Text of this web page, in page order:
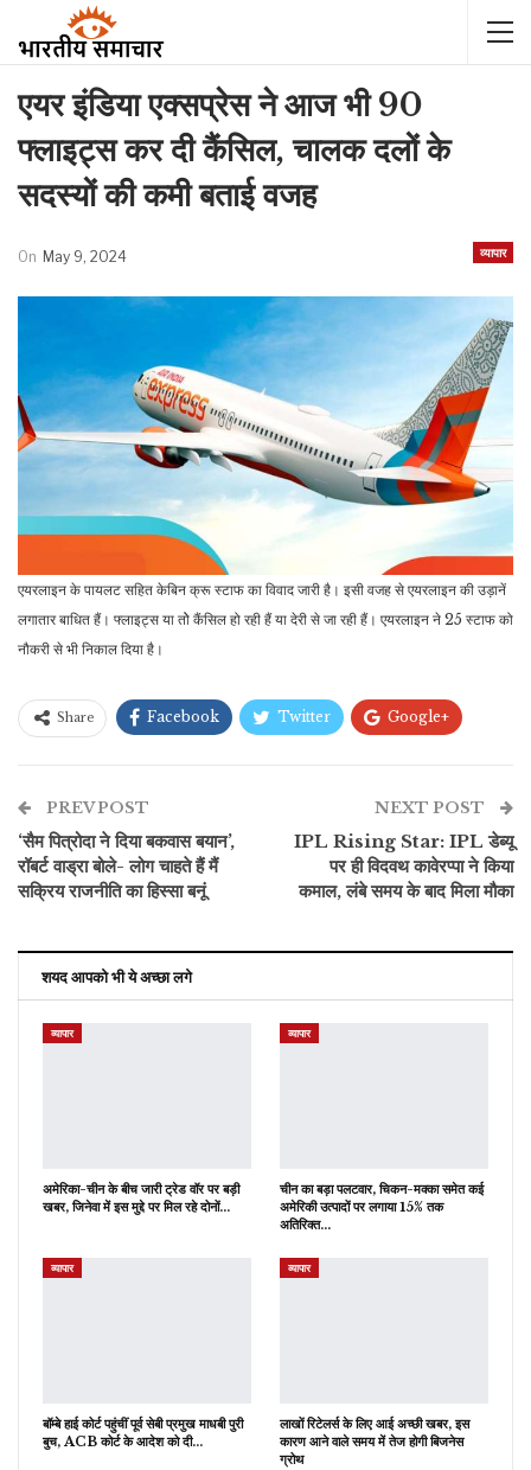
एयर इंडिया एक्सप्रेस ने आज भी 90
फ्लाइट्स कर दी कैंसिल, चालक दलों के
सदस्यों की कमी बताई वजह
व्यापार
On May 9, 2024
एयरलाइन के पायलट सहित केबिन क्रू स्टाफ का विवाद जारी है। इसी वजह से एयरलाइन की उड़ानें
लगातार बाधित हैं। फ्लाइट्स या तोे कैंसिल हो रही हैं या देरी से जा रही हैं। एयरलाइन ने 25 स्टाफ को
नौकरी से भी निकाल दिया है।
Share Facebook Twitter Google+
ईमेल
PREV POST
‘सैम पित्रोदा ने दिया बकवास बयान’,
रॉबर्ट वाड्रा बोले- लोग चाहते हैं मैं
सक्रिय राजनीति का हिस्सा बनूं
NEXT POST
IPL Rising Star: IPL डेब्यू
पर ही विदवथ कावेरप्पा ने किया
कमाल, लंबे समय के बाद मिला मौका
शयद आपको भी ये अच्छा लगे
व्यापार
अमेरिका-चीन के बीच जारी ट्रेड वॉर पर बड़ी
खबर, जिनेवा में इस मुद्दे पर मिल रहे दोनों…
व्यापार
चीन का बड़ा पलटवार, चिकन-मक्का समेत कई
अमेरिकी उत्पादों पर लगाया 15% तक
अतिरिक्त…
व्यापार
बॉम्बे हाई कोर्ट पहुंचीं पूर्व सेबी प्रमुख माधबी पुरी
बुच, ACB कोर्ट के आदेश को दी…
व्यापार
लाखों रिटेलर्स के लिए आई अच्छी खबर, इस
कारण आने वाले समय में तेज होगी बिजनेस
ग्रोथ